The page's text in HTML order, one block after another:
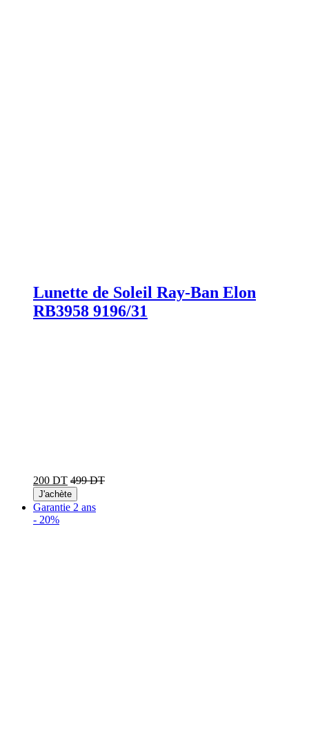
Lunette de Soleil Ray-Ban Elon
RB3958 9196/31
200 DT 499 DT
J'achète
Garantie 2 ans
- 20%